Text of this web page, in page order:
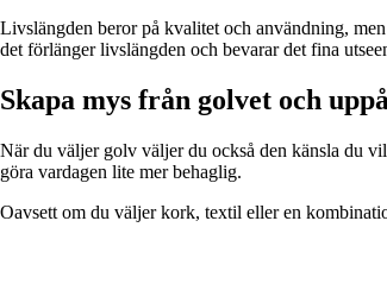
Livslängden beror på kvalitet och användning,
det förlänger livslängden och bevarar det fina
Skapa mys från golvet och
När du väljer golv väljer du också den känsla du
göra vardagen lite mer behaglig.
Oavsett om du väljer kork, textil eller en